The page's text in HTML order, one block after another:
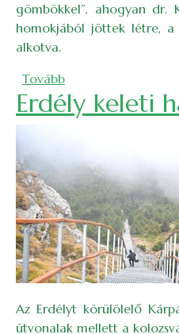
gömbökkel”, ahogyan
homokjából jöttek létre, a
alkotva.
Tovább(Szokatlan márciusi
Erdély keleti
Az Erdélyt körülölelő
útvonalak mellett a